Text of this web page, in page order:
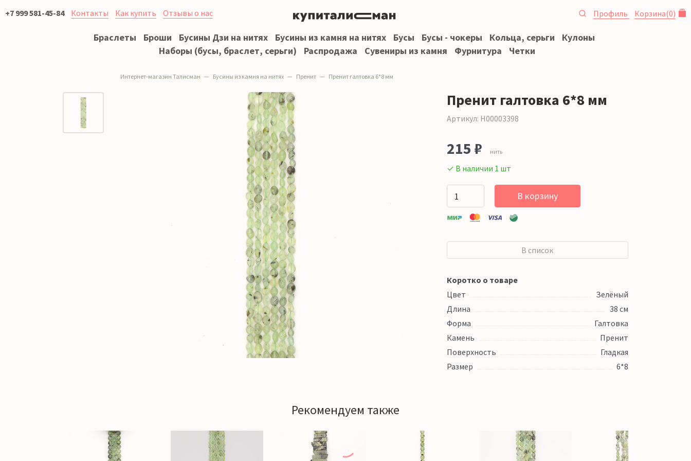
+7 999 581-45-84 Контакты Как купить Отзывы о нас Профиль Корзина(0)
Браслеты Броши Бусины Дзи на нитях Бусины из камня на нитях Бусы Бусы - чокеры Кольца, серьги
Кулоны
Наборы (бусы, браслет, серьги)
Распродажа Сувениры из камня Фурнитура Четки
Интернет-магазин Талисман Бусины из камня на нитях Пренит Пренит галтовка 6*8 мм
Пренит галтовка 6*8 мм
Артикул: Н00003398
215 ₽ нить
✓ В наличии 1 шт
В корзину
В список
Коротко о товаре
Цвет
Зелёный
Длина
38 см
Форма
Галтовка
Камень
Пренит
Поверхность
Гладкая
Размер
6*8
Рекомендуем также